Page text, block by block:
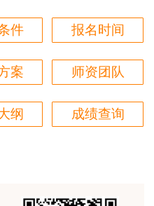
国家发展和改革委员会
技术人员职业资格制度暂
业资格考试实施办法〉的
中国工程咨询协会关于咨
人员，均可报名参加咨询工
讲的深入浅出，能够听
，我们同事好几个都是
买体验很不错。
件 报名时间
案 师资团队
纲 成绩查询